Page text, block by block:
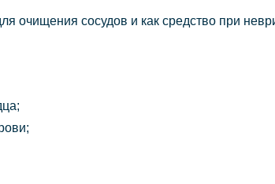
очищения сосудов и как средство при